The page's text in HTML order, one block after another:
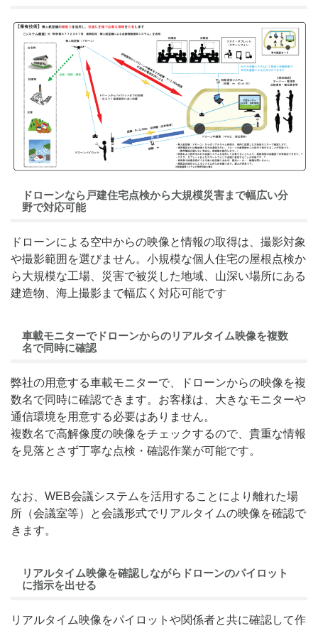
ドローンなら戸建住宅点検から大規模災害まで幅広い分
野で対応可能
ドローンによる空中からの映像と情報の取得は、撮影対象
や撮影範囲を選びません。小規模な個人住宅の屋根点検か
ら大規模な工場、災害で被災した地域、山深い場所にある
建造物、海上撮影まで幅広く対応可能です
車載モニターでドローンからのリアルタイム映像を複数
名で同時に確認
弊社の用意する車載モニターで、ドローンからの映像を複
数名で同時に確認できます。お客様は、大きなモニターや
通信環境を用意する必要はありません。
複数名で高解像度の映像をチェックするので、貴重な情報
を見落とさず丁寧な点検・確認作業が可能です。
なお、WEB会議システムを活用することにより離れた場
所（会議室等）と会議形式でリアルタイムの映像を確認で
きます。
リアルタイム映像を確認しながらドローンのパイロット
に指示を出せる
リアルタイム映像をパイロットや関係者と共に確認して作